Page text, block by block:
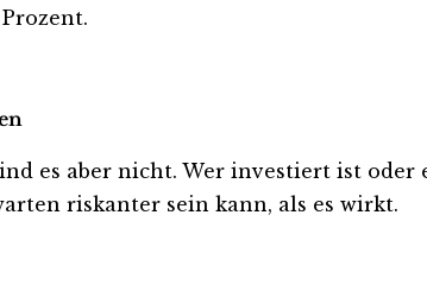
es aber nicht. Wer investiert ist
riskanter sein kann, als es wirkt.